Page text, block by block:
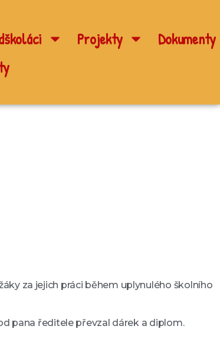
Projekty
Dokumenty
za jejich práci během uplynulého školního
pana ředitele převzal dárek a diplom.